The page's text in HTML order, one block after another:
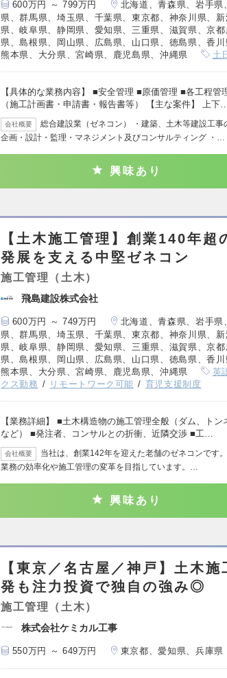
600万円 ～ 799万円
北海道、青森県、岩手
県、群馬県、埼玉県、千葉県、東京都、神奈川県、
県、岐阜県、静岡県、愛知県、三重県、滋賀県、京
県、島根県、岡山県、広島県、山口県、徳島県、香
熊本県、大分県、宮崎県、鹿児島県、沖縄県
土
【具体的な業務内容】 ■安全管理 ■原価管理 ■各工程
（施工計画書・申請書・報告書等） 【主な案件】 上下
会社概要
総合建設業（ゼネコン） ・建築、土木等建設工事
企画・設計・監理・マネジメント及びコンサルティング ・…
興味あり
【土木施工管理】創業140年超
発展を支える中堅ゼネコン
施工管理（土木）
飛島建設株式会社
600万円 ～ 749万円
北海道、青森県、岩手
県、群馬県、埼玉県、千葉県、東京都、神奈川県、
県、岐阜県、静岡県、愛知県、三重県、滋賀県、京
県、島根県、岡山県、広島県、山口県、徳島県、香
熊本県、大分県、宮崎県、鹿児島県、沖縄県
英
クス勤務
リモートワーク可能 育児支援制度
【業務詳細】 ■土木構造物の施工管理全般（ダム、ト
など） ■発注者、コンサルとの折衝、近隣交渉 ■工…
会社概要
当社は、創業142年を迎えた老舗のゼネコンです
業務の効率化や施工管理の変革を目指しています。…
興味あり
【東京／名古屋／神戸】土木
発も注力投資で独自の強み◎
施工管理（土木）
株式会社ケミカル工事
550万円 ～ 649万円 東京都、愛知県、兵庫県